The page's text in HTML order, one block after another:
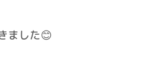
ました😊